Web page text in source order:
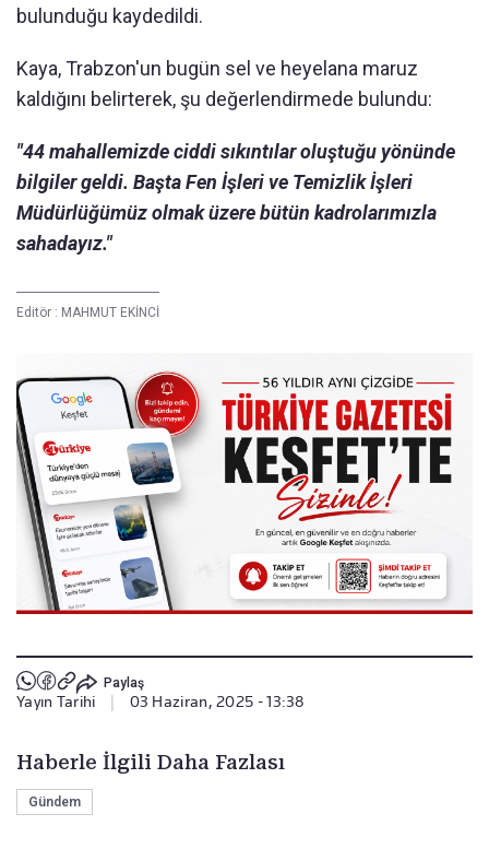
bulunduğu kaydedildi.
Kaya, Trabzon'un bugün sel ve heyelana maruz
kaldığını belirterek, şu değerlendirmede bulundu:
"44 mahallemizde ciddi sıkıntılar oluştuğu yönünde
bilgiler geldi. Başta Fen İşleri ve Temizlik İşleri
Müdürlüğümüz olmak üzere bütün kadrolarımızla
sahadayız."
Editör : MAHMUT EKİNCİ
Paylaş
Yayın Tarihi 03 Haziran, 2025 - 13:38
Haberle İlgili Daha Fazlası
Gündem